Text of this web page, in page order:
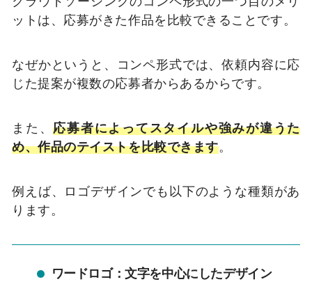
ットは、応募がきた作品を比較できることです。
なぜかというと、コンペ形式では、依頼内容に応
じた提案が複数の応募者からあるからです。
また、応募者によってスタイルや強みが違うた
め、作品のテイストを比較できます。
例えば、ロゴデザインでも以下のような種類があ
ります。
ワードロゴ：文字を中心にしたデザイン